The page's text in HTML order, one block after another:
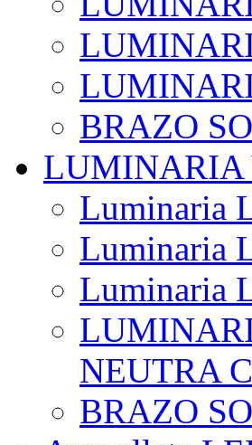
BRAZO
LUMINARIA
Luminaria
Luminaria
Luminaria
NEUTRA
BRAZO